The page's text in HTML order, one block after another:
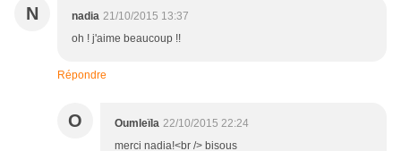
N nadia 21/10/2015 13:37
oh ! j'aime beaucoup !!
Répondre
O Oumleïla 22/10/2015 22:24
merci nadia!<br /> bisous